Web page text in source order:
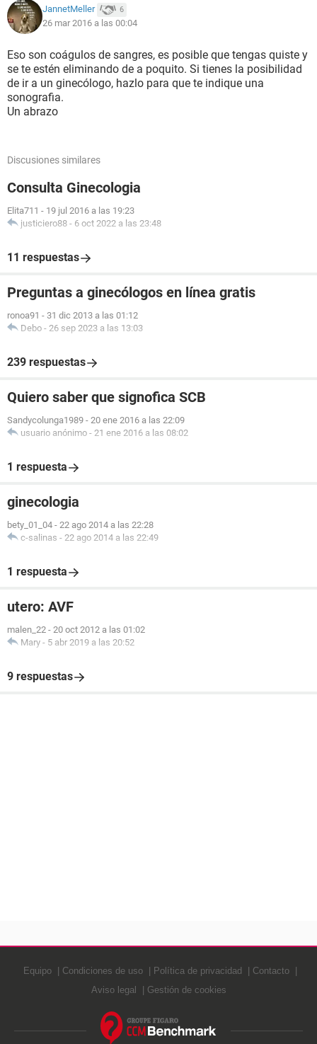
JannetMeller 6
26 mar 2016 a las 00:04
Eso son coágulos de sangres, es posible que tengas quiste y
se te estén eliminando de a poquito. Si tienes la posibilidad
de ir a un ginecólogo, hazlo para que te indique una
sonografia.
Un abrazo
Discusiones similares
Consulta Ginecologia
Elita711 - 19 jul 2016 a las 19:23
justiciero88 - 6 oct 2022 a las 23:48
11 respuestas
Preguntas a ginecólogos en línea gratis
ronoa91 - 31 dic 2013 a las 01:12
Debo - 26 sep 2023 a las 13:03
239 respuestas
Quiero saber que signofica SCB
Sandycolunga1989 - 20 ene 2016 a las 22:09
usuario anónimo - 21 ene 2016 a las 08:02
1 respuesta
ginecologia
bety_01_04 - 22 ago 2014 a las 22:28
c-salinas - 22 ago 2014 a las 22:49
1 respuesta
utero: AVF
malen_22 - 20 oct 2012 a las 01:02
Mary - 5 abr 2019 a las 20:52
9 respuestas
Equipo Condiciones de uso Política de privacidad
Contacto
Aviso legal
Gestión de cookies